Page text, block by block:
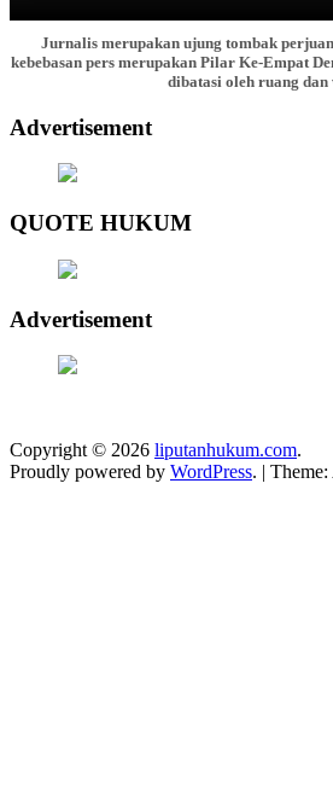
Jurnalis merupakan ujung tombak
kebebasan pers merupakan Pilar Ke-Empat
dibatasi oleh ruang dan
Advertisement
QUOTE HUKUM
Advertisement
Copyright © 2026 liputanhukum.com.
Proudly powered by WordPress. |